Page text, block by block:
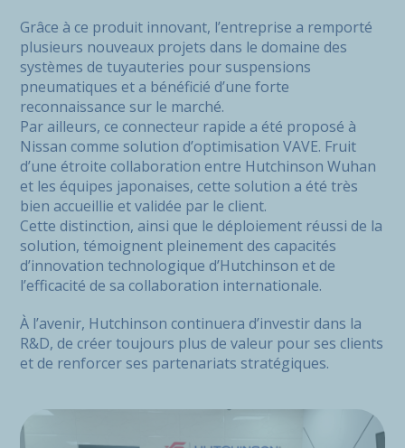
Grâce à ce produit innovant, l’entreprise a remporté
plusieurs nouveaux projets dans le domaine des
systèmes de tuyauteries pour suspensions
pneumatiques et a bénéficié d’une forte
reconnaissance sur le marché.
Par ailleurs, ce connecteur rapide a été proposé à
Nissan comme solution d’optimisation VAVE. Fruit
d’une étroite collaboration entre Hutchinson Wuhan
et les équipes japonaises, cette solution a été très
bien accueillie et validée par le client.
Cette distinction, ainsi que le déploiement réussi de la
solution, témoignent pleinement des capacités
d’innovation technologique d’Hutchinson et de
l’efficacité de sa collaboration internationale.
À l’avenir, Hutchinson continuera d’investir dans la
R&D, de créer toujours plus de valeur pour ses clients
et de renforcer ses partenariats stratégiques.